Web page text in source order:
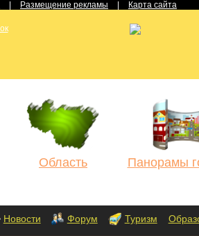
Размещение рекламы Карта сайта
Область Панорамы
Новости Форум Туризм